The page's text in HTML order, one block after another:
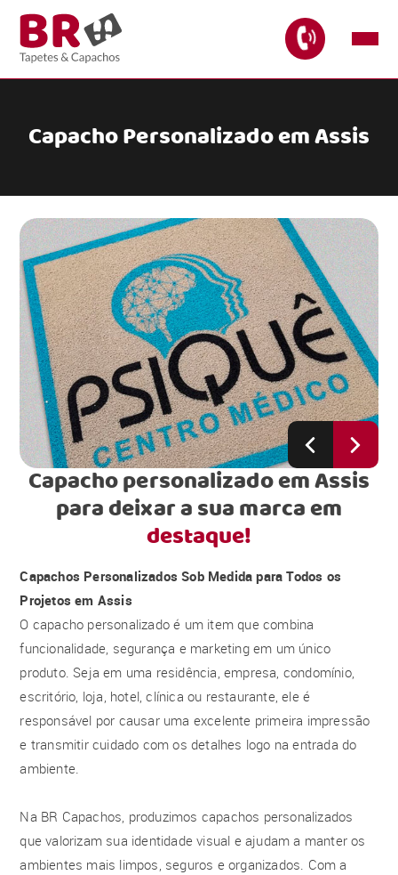
Capacho Personalizado em Assis
Capacho personalizado em Assis
para deixar a sua marca em
destaque!
Capachos Personalizados Sob Medida para Todos os
Projetos em Assis
O capacho personalizado é um item que combina
funcionalidade, segurança e marketing em um único
produto. Seja em uma residência, empresa, condomínio,
escritório, loja, hotel, clínica ou restaurante, ele é
responsável por causar uma excelente primeira impressão
e transmitir cuidado com os detalhes logo na entrada do
ambiente.
Na BR Capachos, produzimos capachos personalizados
que valorizam sua identidade visual e ajudam a manter os
ambientes mais limpos, seguros e organizados. Com a